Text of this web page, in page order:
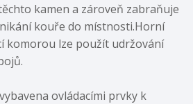
kamen a zároveň zabraňuje
kouře do místnosti.Horní
komorou lze použít udržování
ovládacími prvky k